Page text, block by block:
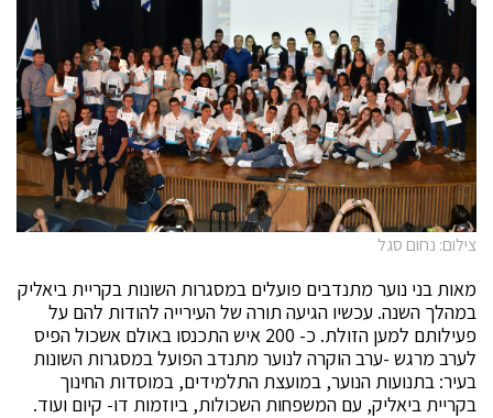
צילום: נחום סגל
מאות בני נוער מתנדבים פועלים במסגרות השונות בקריית ביאליק
במהלך השנה. עכשיו הגיעה תורה של העירייה להודות להם על
פעילותם למען הזולת. כ- 200 איש התכנסו באולם אשכול הפיס
לערב מרגש -ערב הוקרה לנוער מתנדב הפועל במסגרות השונות
בעיר: בתנועות הנוער, במועצת התלמידים, במוסדות החינוך
בקריית ביאליק, עם המשפחות השכולות, ביוזמות דו- קיום ועוד.